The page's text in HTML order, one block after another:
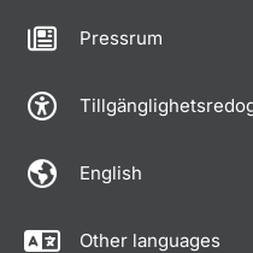
Pressrum
English
Other languages